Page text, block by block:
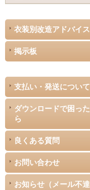
衣装別改造アドバイス
掲示板
支払い・発送について
ダウンロードで困った
ら
良くある質問
お問い合わせ
お知らせ（メール不達